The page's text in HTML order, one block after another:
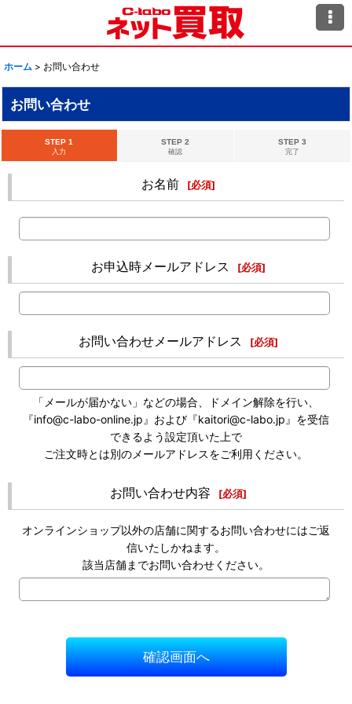
ホーム > お問い合わせ
お問い合わせ
STEP 1
入力
STEP 2
確認
STEP 3
完了
お名前 [必須]
お申込時メールアドレス [必須]
お問い合わせメールアドレス [必須]
「メールが届かない」などの場合、ドメイン解除を行い、
『info@c-labo-online.jp』および『kaitori@c-labo.jp』を受信
できるよう設定頂いた上で
ご注文時とは別のメールアドレスをご利用ください。
お問い合わせ内容 [必須]
オンラインショップ以外の店舗に関するお問い合わせにはご返
信いたしかねます。
該当店舗までお問い合わせください。
確認画面へ